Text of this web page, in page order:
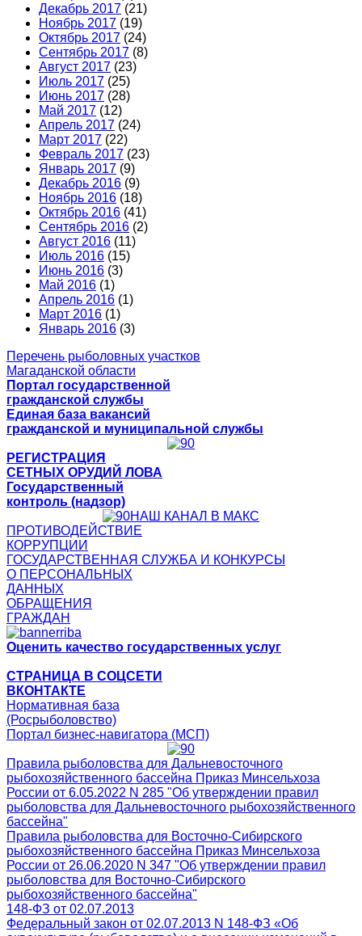
Декабрь 2017 (21)
Ноябрь 2017 (19)
Октябрь 2017 (24)
Сентябрь 2017 (8)
Август 2017 (23)
Июль 2017 (25)
Июнь 2017 (28)
Май 2017 (12)
Апрель 2017 (24)
Март 2017 (22)
Февраль 2017 (23)
Январь 2017 (9)
Декабрь 2016 (9)
Ноябрь 2016 (18)
Октябрь 2016 (41)
Сентябрь 2016 (2)
Август 2016 (11)
Июль 2016 (15)
Июнь 2016 (3)
Май 2016 (1)
Апрель 2016 (1)
Март 2016 (1)
Январь 2016 (3)
Перечень рыболовных участков
Магаданской области
Портал государственной
гражданской службы
Единая база вакансий
гражданской и муниципальной службы
РЕГИСТРАЦИЯ
СЕТНЫХ ОРУДИЙ ЛОВА
Государственный
контроль (надзор)
НАШ КАНАЛ В МАКС
ПРОТИВОДЕЙСТВИЕ
КОРРУПЦИИ
ГОСУДАРСТВЕННАЯ СЛУЖБА И КОНКУРСЫ
О ПЕРСОНАЛЬНЫХ
ДАННЫХ
ОБРАЩЕНИЯ
ГРАЖДАН
Оценить качество государственных услуг
СТРАНИЦА В СОЦСЕТИ
ВКОНТАКТЕ
Нормативная база
(Росрыболовство)
Портал бизнес-навигатора (МСП)
Правила рыболовства для Дальневосточного
рыбохозяйственного бассейна Приказ Минсельхоза
России от 6.05.2022 N 285 "Об утверждении правил
рыболовства для Дальневосточного рыбохозяйственного
бассейна"
Правила рыболовства для Восточно-Сибирского
рыбохозяйственного бассейна Приказ Минсельхоза
России от 26.06.2020 N 347 "Об утверждении правил
рыболовства для Восточно-Сибирского
рыбохозяйственного бассейна"
148-ФЗ от 02.07.2013
Федеральный закон от 02.07.2013 N 148-ФЗ «Об